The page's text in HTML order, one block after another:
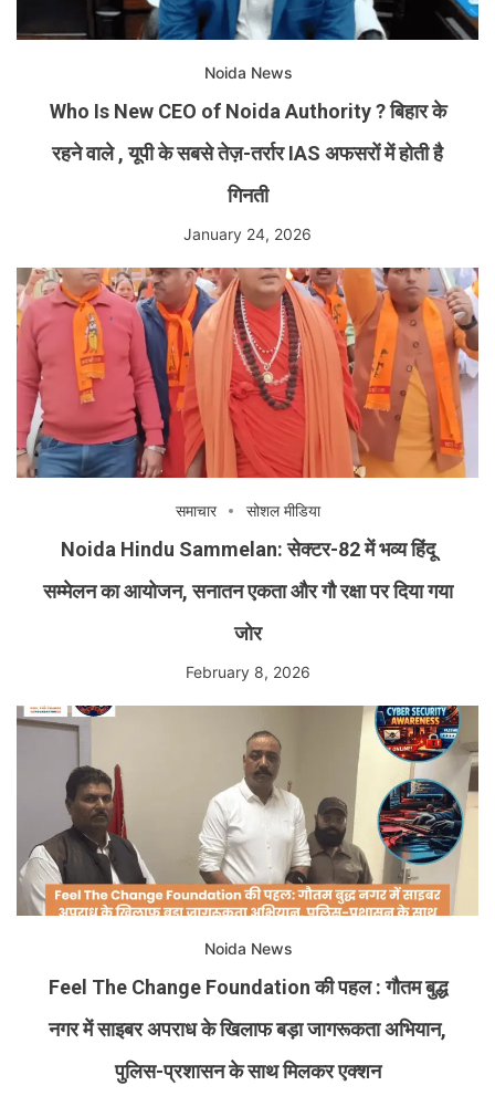
Noida News
Who Is New CEO of Noida Authority ? बिहार के
रहने वाले , यूपी के सबसे तेज़-तर्रार IAS अफसरों में होती है
गिनती
January 24, 2026
समाचार सोशल मीडिया
Noida Hindu Sammelan: सेक्टर-82 में भव्य हिंदू
सम्मेलन का आयोजन, सनातन एकता और गौ रक्षा पर दिया गया
जोर
February 8, 2026
Noida News
Feel The Change Foundation की पहल : गौतम बुद्ध
नगर में साइबर अपराध के खिलाफ बड़ा जागरूकता अभियान,
पुलिस-प्रशासन के साथ मिलकर एक्शन